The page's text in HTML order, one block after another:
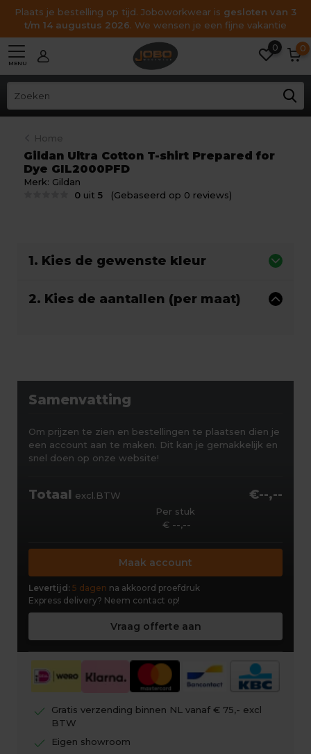
Plaats je bestelling op tijd. Joboworkwear is gesloten van 3
t/m 14 augustus 2026. We wensen je een fijne vakantie
MENU
0 0
Home
Gildan Ultra Cotton T-shirt Prepared for
Dye GIL2000PFD
Merk: Gildan
0 uit5 (Gebaseerd op 0 reviews)
1. Kies de gewenste kleur
2. Kies de aantallen (per maat)
Samenvatting
Om prijzen te zien en bestellingen te plaatsen dien je
een account aan te maken. Dit kan je gemakkelijk en
snel doen op onze website!
Totaal excl.BTW €--,--
Per stuk
€ --,--
Maak account
Levertijd: 5 dagen na akkoord proefdruk
Express delivery? Neem contact op!
Vraag offerte aan
check
Gratis verzending binnen NL vanaf € 75,- excl
BTW
check Eigen showroom